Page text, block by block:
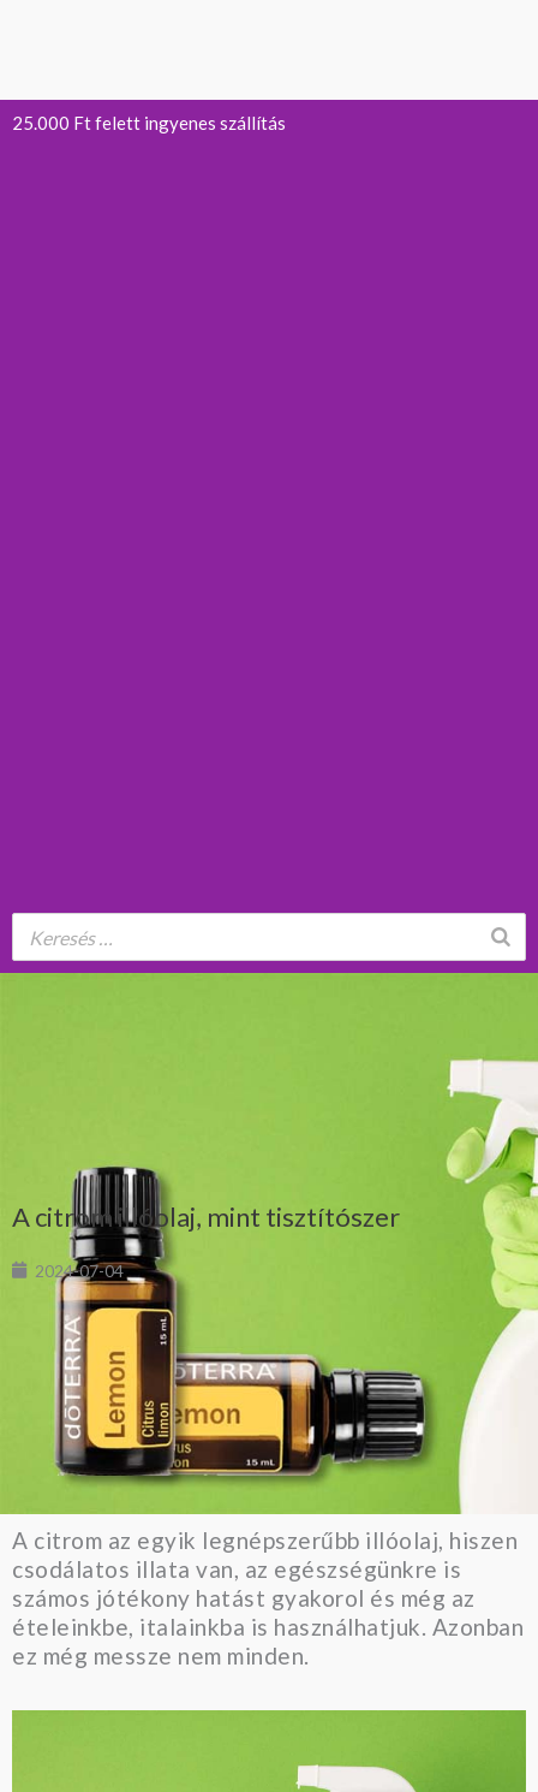
25.000 Ft felett ingyenes szállítás
A citrom illóolaj, mint tisztítószer
2024-07-04
A citrom az egyik legnépszerűbb illóolaj, hiszen
csodálatos illata van, az egészségünkre is
számos jótékony hatást gyakorol és még az
ételeinkbe, italainkba is használhatjuk. Azonban
ez még messze nem minden.